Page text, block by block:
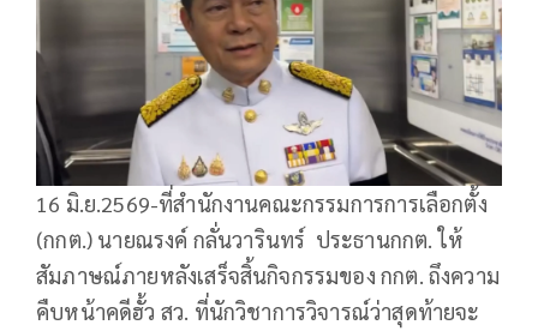
16 มิ.ย.2569-ที่สำนักงานคณะกรรมการการเลือกตั้ง
(กกต.) นายณรงค์ กลั่นวารินทร์ ประธานกกต. ให้
สัมภาษณ์ภายหลังเสร็จสิ้นกิจกรรมของ กกต. ถึงความ
คืบหน้าคดีฮั้ว สว. ที่นักวิชาการวิจารณ์ว่าสุดท้ายจะ